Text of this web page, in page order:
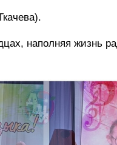
наполняя жизнь